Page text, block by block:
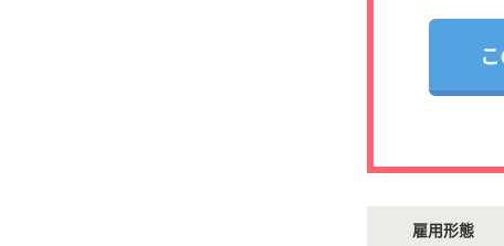
雇用形態